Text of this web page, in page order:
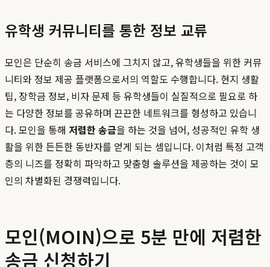
유학생 커뮤니티를 통한 정보 교류
모인은 단순히 송금 서비스에 그치지 않고, 유학생들을 위한 커뮤
니티와 정보 제공 플랫폼으로서의 역할도 수행합니다. 현지 생활
팁, 장학금 정보, 비자 문제 등 유학생들이 실질적으로 필요로 하
는 다양한 정보를 공유하며 끈끈한 네트워크를 형성하고 있습니
다. 모인을 통해 저렴한 송금을 하는 것을 넘어, 성공적인 유학 생
활을 위한 든든한 동반자를 얻게 되는 셈입니다. 이처럼 특정 고객
층의 니즈를 정확히 파악하고 맞춤형 솔루션을 제공하는 것이 모
인의 차별화된 경쟁력입니다.
모인(MOIN)으로 5분 만에 저렴한
송금 신청하기